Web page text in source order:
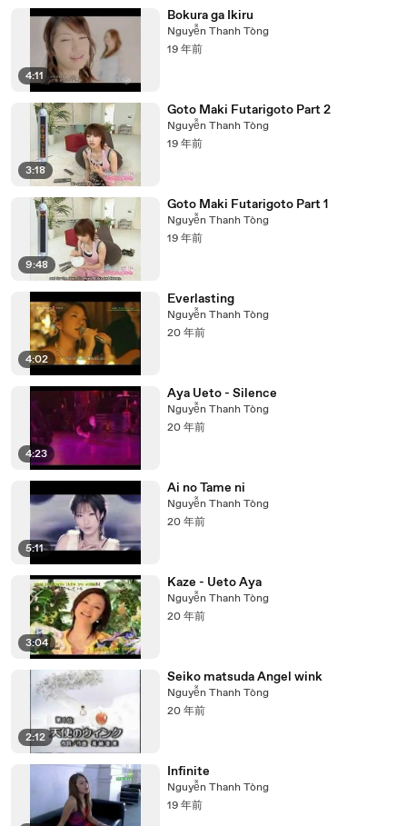
4:11
Bokura ga Ikiru
Nguyễn Thanh Tòng
19 年前
3:18
Goto Maki Futarigoto Part 2
Nguyễn Thanh Tòng
19 年前
9:48
Goto Maki Futarigoto Part 1
Nguyễn Thanh Tòng
19 年前
4:02
Everlasting
Nguyễn Thanh Tòng
20 年前
4:23
Aya Ueto - Silence
Nguyễn Thanh Tòng
20 年前
5:11
Ai no Tame ni
Nguyễn Thanh Tòng
20 年前
3:04
Kaze - Ueto Aya
Nguyễn Thanh Tòng
20 年前
2:12
Seiko matsuda Angel wink
Nguyễn Thanh Tòng
20 年前
Infinite
Nguyễn Thanh Tòng
19 年前